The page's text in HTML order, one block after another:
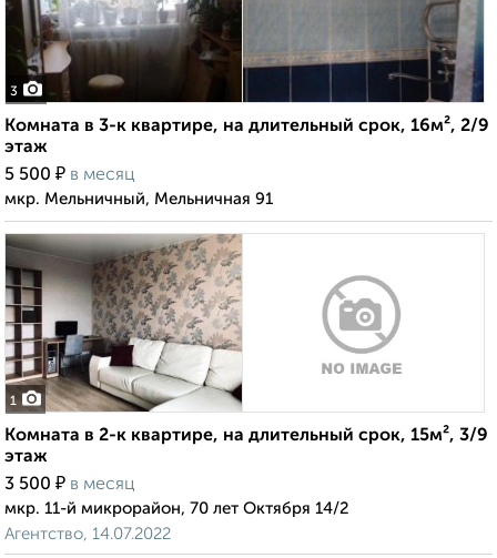
3
Комната в 3-к квартире, на длительный срок, 16м², 2/9
этаж
5 500 ₽ в месяц
мкр. Мельничный, Мельничная 91
1
Комната в 2-к квартире, на длительный срок, 15м², 3/9
этаж
3 500 ₽ в месяц
мкр. 11-й микрорайон, 70 лет Октября 14/2
Агентство, 14.07.2022